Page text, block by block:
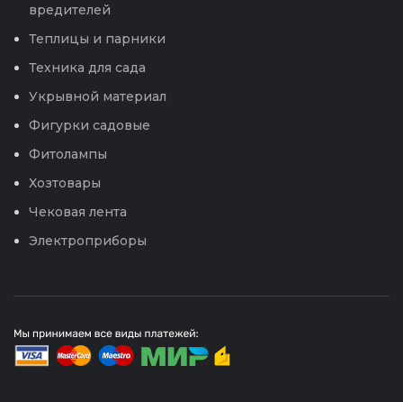
вредителей
Теплицы и парники
Техника для сада
Укрывной материал
Фигурки садовые
Фитолампы
Хозтовары
Чековая лента
Электроприборы